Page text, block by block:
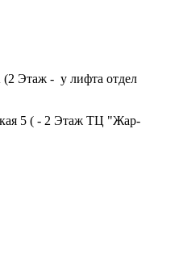
Этаж - у лифта отдел
5 ( - 2 Этаж ТЦ "Жар-